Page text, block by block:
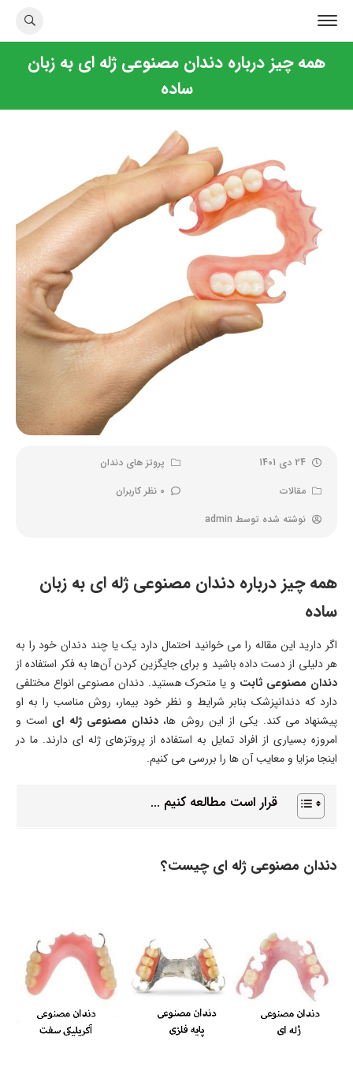
همه چیز درباره دندان مصنوعی ژله ای به زبان
ساده
24 دی 1401
پروتز های دندان
مقالات
0 نظر کاربران
نوشته شده توسط admin
همه چیز درباره دندان مصنوعی ژله ای به زبان
ساده
اگر دارید این مقاله را می‌ خوانید احتمال دارد یک یا چند دندان خود را به
هر دلیلی از دست داده باشید و برای جایگزین کردن آن‌ها به فکر استفاده از
دندان مصنوعی ثابت و یا متحرک هستید. دندان مصنوعی انواع مختلفی
دارد که دندانپزشک بنابر شرایط و نظر خود بیمار، روش مناسب را به او
پیشنهاد می‌ کند. یکی از این روش‌ ها، دندان مصنوعی ژله ای است و
امروزه بسیاری از افراد تمایل به استفاده از پروتزهای ژله ای دارند. ما در
اینجا مزایا و معایب آن‌ ها را بررسی می کنیم.
قرار است مطالعه کنیم ...
دندان مصنوعی ژله ای چیست؟